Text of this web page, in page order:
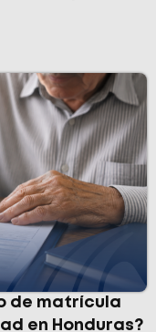
de matrícula
en Honduras?